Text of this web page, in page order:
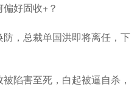
好固收+？
，总裁单国洪即将离任，下
陷害至死，白起被逼自杀，